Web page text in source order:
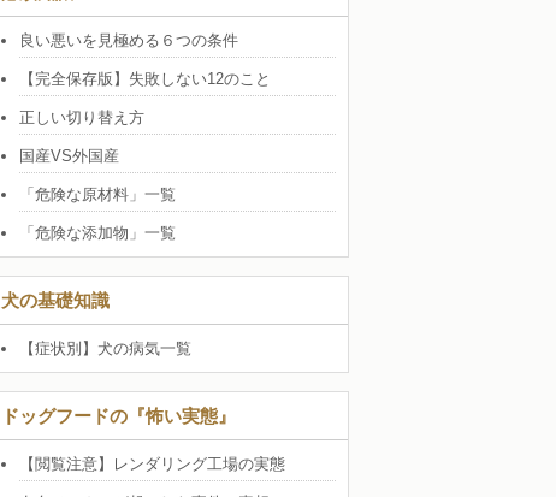
良い悪いを見極める６つの条件
【完全保存版】失敗しない12のこと
正しい切り替え方
国産VS外国産
「危険な原材料」一覧
「危険な添加物」一覧
犬の基礎知識
【症状別】犬の病気一覧
ドッグフードの『怖い実態』
【閲覧注意】レンダリング工場の実態